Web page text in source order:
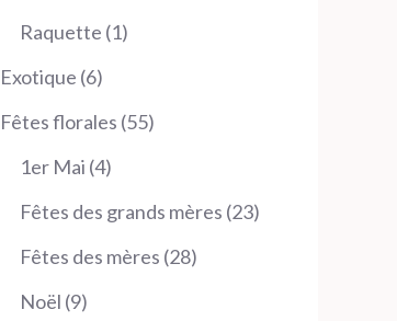
Raquette 11
Exotique 66
produits
Fêtes florales 5555
1er Mai 44
produits
Fêtes des grands mères 2323
Fêtes des mères 2828
Noël 99